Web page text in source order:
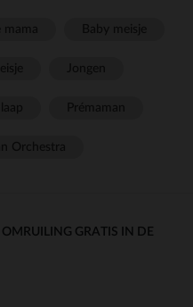
OMRUILING GRATIS IN DE